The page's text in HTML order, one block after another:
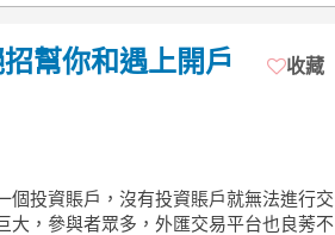
幫你和遇上開戶
收藏
個投資賬戶，沒有投資賬戶就無法進行交
大，參與者眾多，外匯交易平台也良莠不